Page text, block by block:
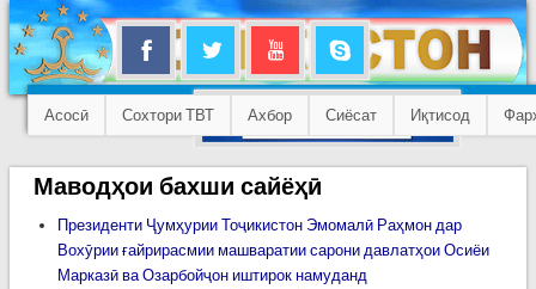
Асосӣ Сохтори ТВТ Ахбор Сиёсат Иқтисод
Маводҳои бахши сайёҳӣ
Президенти Ҷумҳурии Тоҷикистон Эмомалӣ Раҳмон дар
Вохӯрии ғайрирасмии машваратии сарони давлатҳои Осиёи
Марказӣ ва Озарбойҷон иштирок намуданд